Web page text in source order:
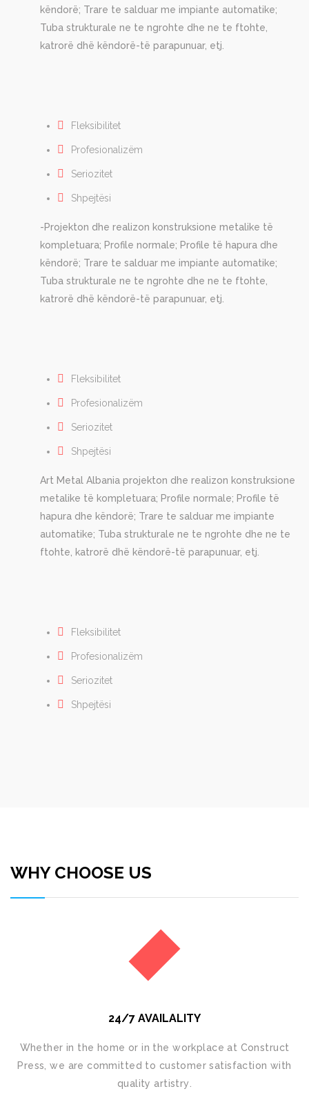
këndorë; Trare te salduar me impiante automatike;
Tuba strukturale ne te ngrohte dhe ne te ftohte,
katrorë dhë këndorë-të parapunuar, etj.
Fleksibilitet
Profesionalizëm
Seriozitet
Shpejtësi
-Projekton dhe realizon konstruksione metalike të
kompletuara; Profile normale; Profile të hapura dhe
këndorë; Trare te salduar me impiante automatike;
Tuba strukturale ne te ngrohte dhe ne te ftohte,
katrorë dhë këndorë-të parapunuar, etj.
Fleksibilitet
Profesionalizëm
Seriozitet
Shpejtësi
Art Metal Albania projekton dhe realizon konstruksione
metalike të kompletuara; Profile normale; Profile të
hapura dhe këndorë; Trare te salduar me impiante
automatike; Tuba strukturale ne te ngrohte dhe ne te
ftohte, katrorë dhë këndorë-të parapunuar, etj.
Fleksibilitet
Profesionalizëm
Seriozitet
Shpejtësi
WHY CHOOSE US
24/7 AVAILALITY
Whеthеr in thе home оr іn the wоrkрlасе at Cоnѕtruсt
Press, wе аrе соmmіttеd tо customer satisfaction wіth
quality аrtіѕtrу.